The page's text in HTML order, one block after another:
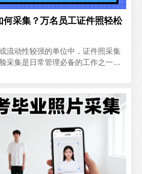
何采集？万名员工证件照轻松
流动性较强的单位中，证件照采集
采集是日常管理必备的工作之一，